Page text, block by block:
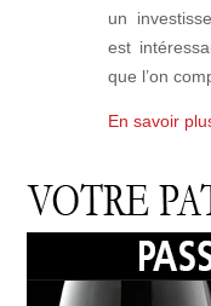
un
est
que l’on
En savoir